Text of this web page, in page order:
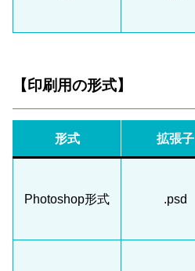
【印刷用の形式】
形式 拡張子
Photoshop形式 .psd